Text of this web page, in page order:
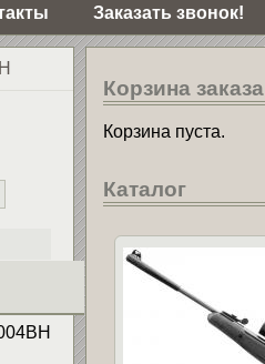
Заказать звонок!
Корзина заказа
Корзина пуста.
Каталог